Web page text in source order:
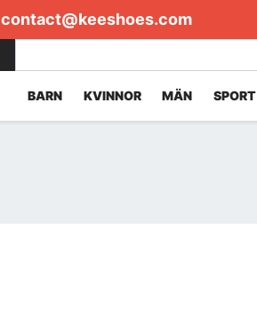
contact@keeshoes.com
BARN KVINNOR MÄN SPORT